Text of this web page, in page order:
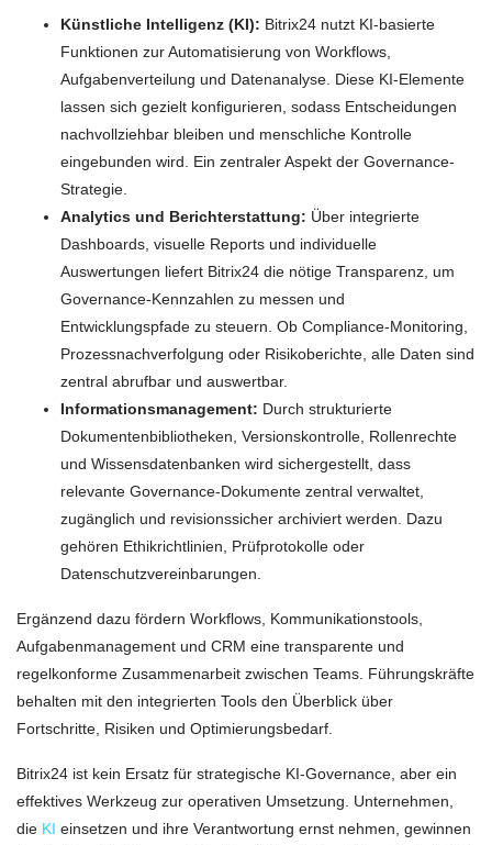
Künstliche Intelligenz (KI): Bitrix24 nutzt KI-basierte
Funktionen zur Automatisierung von Workflows,
Aufgabenverteilung und Datenanalyse. Diese KI-Elemente
lassen sich gezielt konfigurieren, sodass Entscheidungen
nachvollziehbar bleiben und menschliche Kontrolle
eingebunden wird. Ein zentraler Aspekt der Governance-
Strategie.
Analytics und Berichterstattung: Über integrierte
Dashboards, visuelle Reports und individuelle
Auswertungen liefert Bitrix24 die nötige Transparenz, um
Governance-Kennzahlen zu messen und
Entwicklungspfade zu steuern. Ob Compliance-Monitoring,
Prozessnachverfolgung oder Risikoberichte, alle Daten sind
zentral abrufbar und auswertbar.
Informationsmanagement: Durch strukturierte
Dokumentenbibliotheken, Versionskontrolle, Rollenrechte
und Wissensdatenbanken wird sichergestellt, dass
relevante Governance-Dokumente zentral verwaltet,
zugänglich und revisionssicher archiviert werden. Dazu
gehören Ethikrichtlinien, Prüfprotokolle oder
Datenschutzvereinbarungen.
Ergänzend dazu fördern Workflows, Kommunikationstools,
Aufgabenmanagement und CRM eine transparente und
regelkonforme Zusammenarbeit zwischen Teams. Führungskräfte
behalten mit den integrierten Tools den Überblick über
Fortschritte, Risiken und Optimierungsbedarf.
Bitrix24 ist kein Ersatz für strategische KI-Governance, aber ein
effektives Werkzeug zur operativen Umsetzung. Unternehmen,
die KI einsetzen und ihre Verantwortung ernst nehmen, gewinnen